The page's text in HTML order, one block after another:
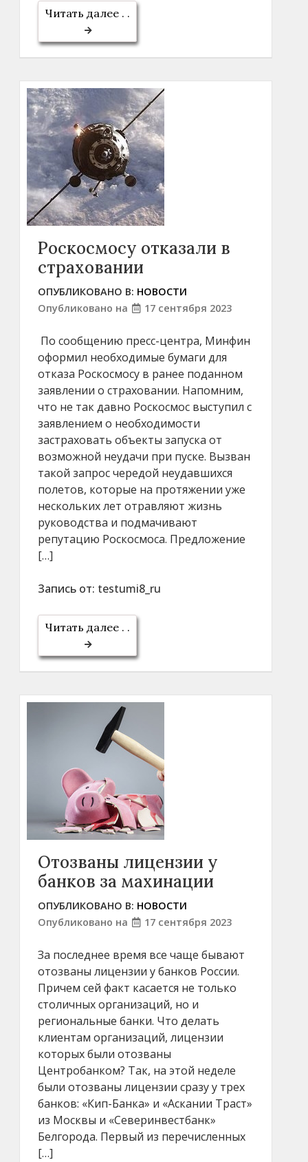
Читать далее . .
Роскосмосу отказали в
страховании
ОПУБЛИКОВАНО В: НОВОСТИ
Опубликовано на
17 сентября 2023
По сообщению пресс-центра, Минфин
оформил необходимые бумаги для
отказа Роскосмосу в ранее поданном
заявлении о страховании. Напомним,
что не так давно Роскосмос выступил с
заявлением о необходимости
застраховать объекты запуска от
возможной неудачи при пуске. Вызван
такой запрос чередой неудавшихся
полетов, которые на протяжении уже
нескольких лет отравляют жизнь
руководства и подмачивают
репутацию Роскосмоса. Предложение
[…]
Запись от: testumi8_ru
Читать далее . .
Отозваны лицензии у
банков за махинации
ОПУБЛИКОВАНО В: НОВОСТИ
Опубликовано на
17 сентября 2023
За последнее время все чаще бывают
отозваны лицензии у банков России.
Причем сей факт касается не только
столичных организаций, но и
региональные банки. Что делать
клиентам организаций, лицензии
которых были отозваны
Центробанком? Так, на этой неделе
были отозваны лицензии сразу у трех
банков: «Кип-Банка» и «Аскании Траст»
из Москвы и «Северинвестбанк»
Белгорода. Первый из перечисленных
[…]